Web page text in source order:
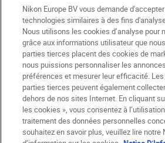
BE(fr) Nikon Sites
Contactez-nous
Avis de
Conditions d’utilisation
CVG de la boutique Nikon Store
Notice d’information sur les cookies
Paramètres des cookies
Nikon Europe BV vous demande
technologies similaires à des fins
Nous utilisons les cookies d’analyse pour
grâce aux informations utilisateur que
parties tierces placent des cookies de
nous puissions personnaliser les
préférences et mesurer leur efficacité.
parties tierces peuvent également
dehors de nos sites Internet. En cliquant
les cookies », vous consentez à
traitement des données personnelles
souhaitez en savoir plus, veuillez lire notre